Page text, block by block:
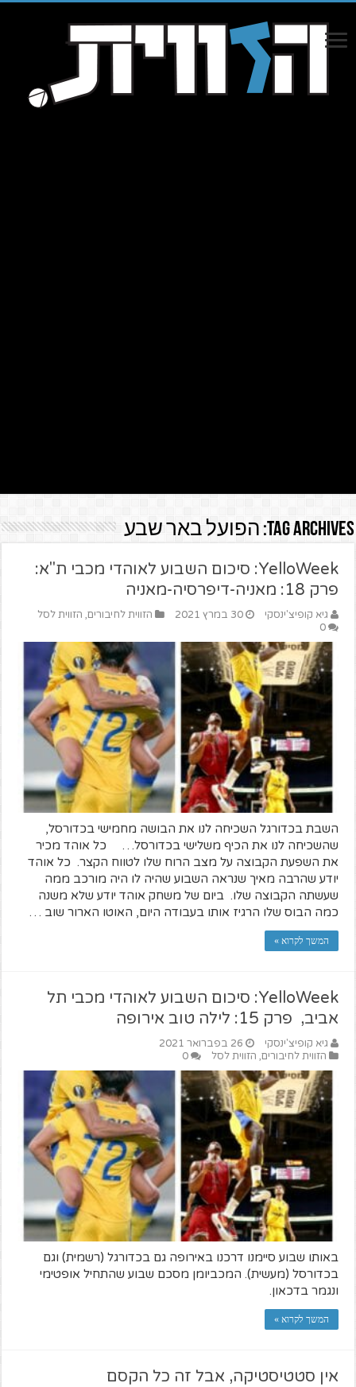
Tag Archives: הפועל באר שבע
YelloWeek: סיכום השבוע לאוהדי מכבי ת"א:
פרק 18: מאניה-דיפרסיה-מאניה
גיא קופיצ'ינסקי 30 במרץ 2021 הזווית לחיבורים, הזווית לסל
0
השבת בכדורגל השכיחה לנו את הבושה מחמישי בכדורסל,
שהשכיחה לנו את הכיף משלישי בכדורסל… כל אוהד מכיר
את השפעת הקבוצה על מצב הרוח שלו לטווח הקצר. כל אוהד
יודע שהרבה מאיך שנראה השבוע שהיה לו היה מורכב ממה
שעשתה הקבוצה שלו. ביום של משחק אוהד יודע שלא משנה
כמה הבוס שלו הרגיז אותו בעבודה היום, האוטו הארור שוב …
המשך לקרוא »
YelloWeek: סיכום השבוע לאוהדי מכבי תל
אביב, פרק 15: לילה טוב אירופה
גיא קופיצ'ינסקי
26 בפברואר 2021
הזווית לחיבורים, הזווית לסל 0
באותו שבוע סיימנו דרכנו באירופה גם בכדורגל (רשמית) וגם
בכדורסל (מעשית). המכביומן מסכם שבוע שהתחיל אופטימי
ונגמר בדכאון.
המשך לקרוא »
אין סטטיסטיקה, אבל זה כל הקסם